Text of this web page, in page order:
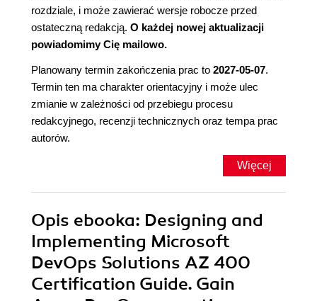
rozdziale, i może zawierać wersje robocze przed
ostateczną redakcją. O każdej nowej aktualizacji
powiadomimy Cię mailowo.
Planowany termin zakończenia prac to 2027-05-07.
Termin ten ma charakter orientacyjny i może ulec
zmianie w zależności od przebiegu procesu
redakcyjnego, recenzji technicznych oraz tempa prac
autorów.
Więcej
Opis ebooka: Designing and
Implementing Microsoft
DevOps Solutions AZ 400
Certification Guide. Gain